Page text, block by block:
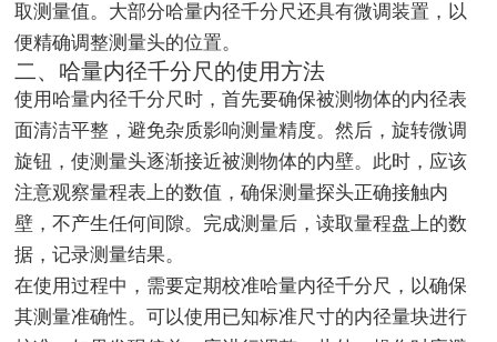
取测量值。大部分哈量内径千分尺还具有微调装置，以
便精确调整测量头的位置。
二、哈量内径千分尺的使用方法
使用哈量内径千分尺时，首先要确保被测物体的内径表
面清洁平整，避免杂质影响测量精度。然后，旋转微调
旋钮，使测量头逐渐接近被测物体的内壁。此时，应该
注意观察量程表上的数值，确保测量探头正确接触内
壁，不产生任何间隙。完成测量后，读取量程盘上的数
据，记录测量结果。
在使用过程中，需要定期校准哈量内径千分尺，以确保
其测量准确性。可以使用已知标准尺寸的内径量块进行